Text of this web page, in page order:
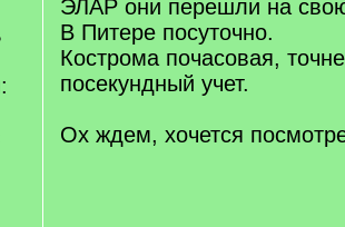
ЭЛАР они перешли на
В Питере посуточно.
Кострома почасовая,
посекундный учет.
Ох ждем, хочется